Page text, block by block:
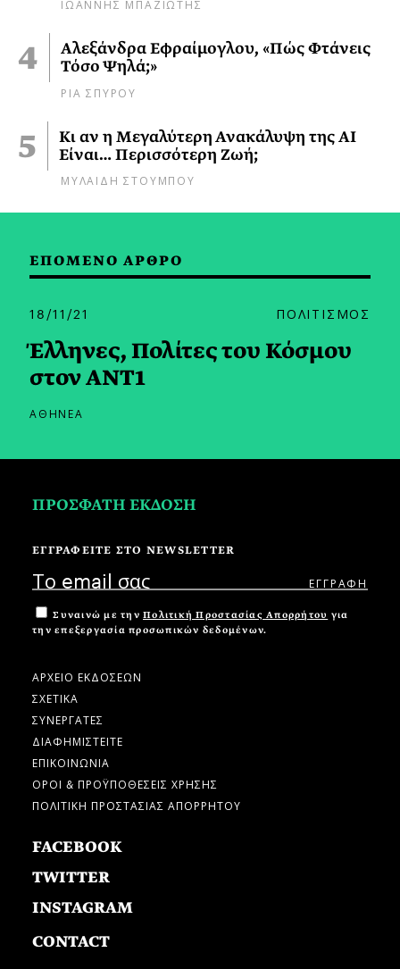
Αλεξάνδρα Εφραίμογλου, «Πώς Φτάνεις
Τόσο Ψηλά;»
ΡΙΑ ΣΠΥΡΟΥ
Κι αν η Μεγαλύτερη Ανακάλυψη της AI
Είναι… Περισσότερη Ζωή;
ΜΥΛΑΙΔΗ ΣΤΟΥΜΠΟΥ
ΕΠΟΜΕΝΟ ΑΡΘΡΟ
18/11/21 ΠΟΛΙΤΙΣΜΟΣ
Έλληνες, Πολίτες του Κόσμου
στον ANT1
ΑΘΗΝΕΑ
ΠΡΟΣΦΑΤΗ ΕΚΔΟΣΗ
ΕΓΓΡΑΦΕΙΤΕ ΣΤΟ NEWSLETTER
Συναινώ με την Πολιτική Προστασίας Απορρήτου για
την επεξεργασία προσωπικών δεδομένων.
ΑΡΧΕΙΟ ΕΚΔΟΣΕΩΝ
ΣΧΕΤΙΚΑ
ΣΥΝΕΡΓΑΤΕΣ
ΔΙΑΦΗΜΙΣΤΕΙΤΕ
ΕΠΙΚΟΙΝΩΝΙΑ
ΟΡΟΙ & ΠΡΟΫΠΟΘΕΣΕΙΣ ΧΡΗΣΗΣ
ΠΟΛΙΤΙΚΗ ΠΡΟΣΤΑΣΙΑΣ ΑΠΟΡΡΗΤΟΥ
FACEBOOK
TWITTER
INSTAGRAM
CONTACT